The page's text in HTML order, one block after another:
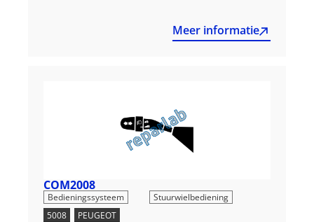
Meer informatie
COM2008
Bedieningssysteem
Stuurwielbediening
5008
PEUGEOT